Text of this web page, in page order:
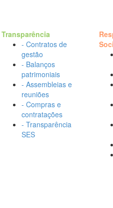
Transparência
- Contratos de
gestão
- Balanços
patrimoniais
- Assembleias e
reuniões
- Compras e
contratações
- Transparência
SES